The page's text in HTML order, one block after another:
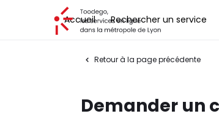
Accueil Rechercher un service
Retour à la page précédente
Demander un